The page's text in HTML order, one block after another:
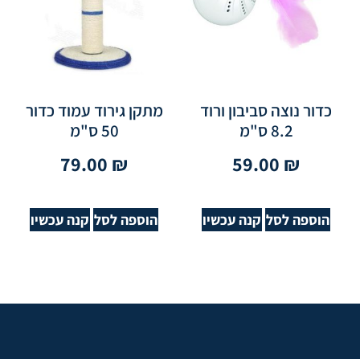
כדור נוצה סביבון ורוד
8.2 ס"מ
59.00 ₪
הוספה לסל קנה עכשיו
מתקן גירוד עמוד כדור
50 ס"מ
79.00 ₪
הוספה לסל קנה עכשיו